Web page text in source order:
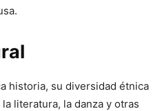
historia, su diversidad étnica
literatura, la danza y otras